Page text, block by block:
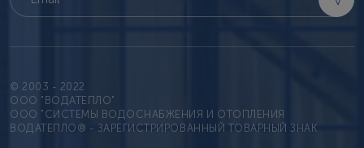
© 2003 - 2022
OOO "ВОДАТЕПЛО"
ООО "СИСТЕМЫ ВОДОСНАБЖЕНИЯ И ОТОПЛЕНИЯ
ВОДАТЕПЛО® - ЗАРЕГИСТРИРОВАННЫЙ ТОВАРНЫЙ ЗНАК